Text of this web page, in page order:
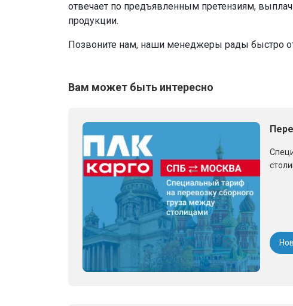
отвечает по предъявленным претензиям,
продукции.
Позвоните нам, наши менеджеры рады быстро
Вам может быть интересно